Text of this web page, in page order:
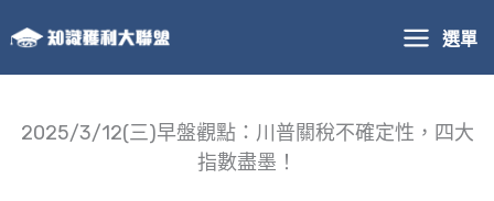
至
主
選單
2025/3/12(三)早盤觀點：川普關稅不確定性，四大
指數盡墨！